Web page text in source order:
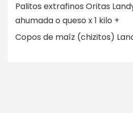
Palitos extrafinos Oritas
ahumada o queso x 1 kilo +
Copos de maíz (chizitos)